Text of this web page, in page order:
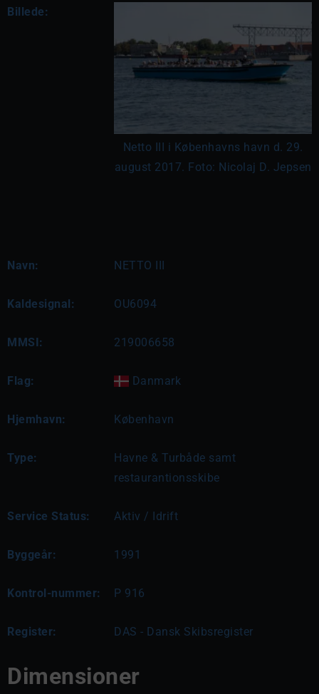
Billede:
Netto III i Københavns havn d. 29.
august 2017. Foto: Nicolaj D. Jepsen
Navn: NETTO III
Kaldesignal: OU6094
MMSI: 219006658
Flag: Danmark
Hjemhavn: København
Type:
Havne & Turbåde samt
restaurantionsskibe
Service Status: Aktiv / Idrift
Byggeår: 1991
Kontrol-nummer: P 916
Register: DAS - Dansk Skibsregister
Dimensioner